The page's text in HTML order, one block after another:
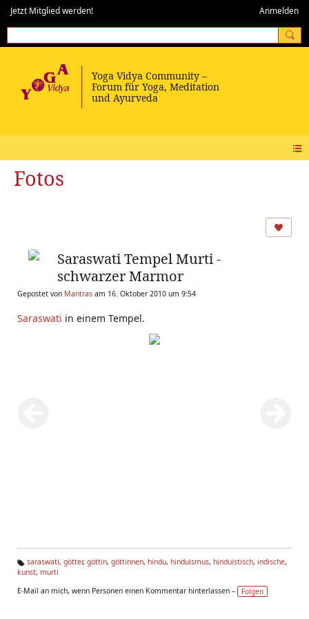
Jetzt Mitglied werden! Anmelden
Fotos
Saraswati Tempel Murti -
schwarzer Marmor
Gepostet von Mantras am 16. Oktober 2010 um 9:54
Saraswati in einem Tempel.
Ta
s:
saraswati, götter, göttin, göttinnen, hindu, hinduismus, hinduistisch, indische,
kunst, murti
E-Mail an mich, wenn Personen einen Kommentar hinterlassen –
Folgen